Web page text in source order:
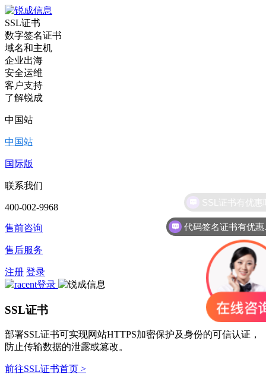
SSL证书
数字签名证书
域名和主机
企业出海
安全运维
客户支持
了解锐成
中国站
中国站
国际版
联系我们
400-002-9968
售前咨询
售后服务
注册 登录
SSL证书
部署SSL证书可实现网站HTTPS加密保护及身份的可信认证，
防止传输数据的泄露或篡改。
前往SSL证书首页 >